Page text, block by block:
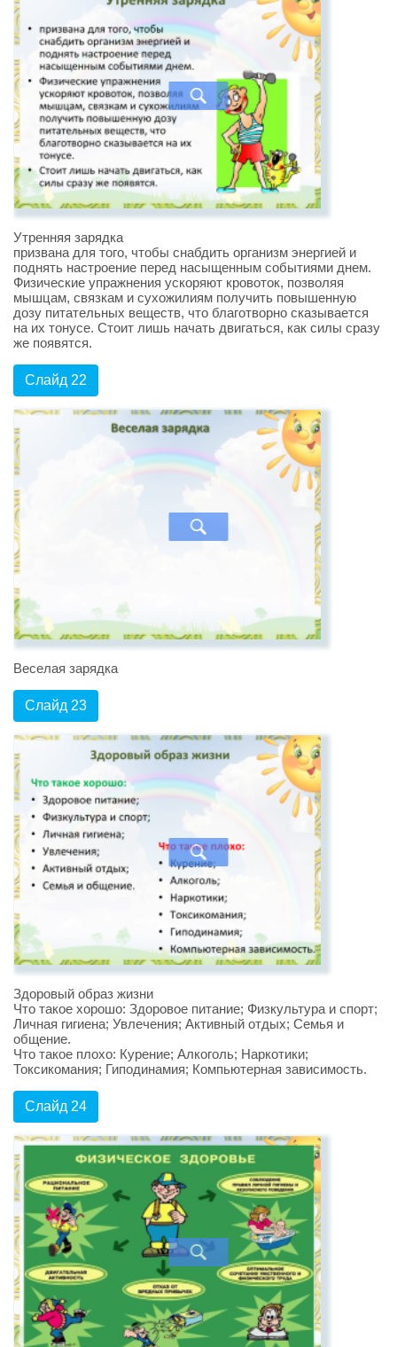
Утренняя зарядка
призвана для того, чтобы снабдить организм энергией и
поднять настроение перед насыщенным событиями днем.
Физические упражнения ускоряют кровоток, позволяя
мышцам, связкам и сухожилиям получить повышенную
дозу питательных веществ, что благотворно сказывается
на их тонусе. Стоит лишь начать двигаться, как силы сразу
же появятся.
Слайд 22
Веселая зарядка
Слайд 23
Здоровый образ жизни
Что такое хорошо: Здоровое питание; Физкультура и спорт;
Личная гигиена; Увлечения; Активный отдых; Семья и
общение.
Что такое плохо: Курение; Алкоголь; Наркотики;
Токсикомания; Гиподинамия; Компьютерная зависимость.
Слайд 24